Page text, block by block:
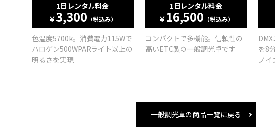
1日レンタル料金
￥3,300 （税込み）
色温度5700k。消費電力115Wで
ハロゲン500WPARライト以上の
明るさを実現
1日レンタル料金
￥ 16,500 （税込み）
コンパクトで多機能。信頼性の
高いETC製の一般調光卓です
を8
ノイ
一般調光卓の商品一覧に戻る